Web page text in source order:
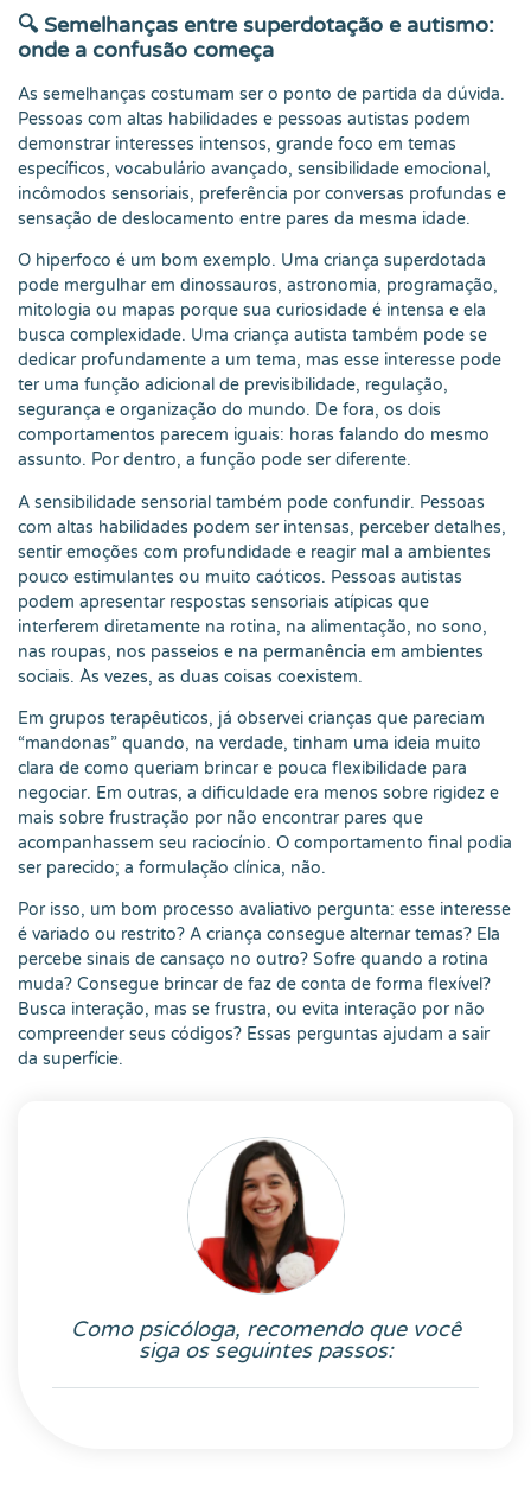
🔍 Semelhanças entre superdotação e autismo:
onde a confusão começa
As semelhanças costumam ser o ponto de partida da dúvida.
Pessoas com altas habilidades e pessoas autistas podem
demonstrar interesses intensos, grande foco em temas
específicos, vocabulário avançado, sensibilidade emocional,
incômodos sensoriais, preferência por conversas profundas e
sensação de deslocamento entre pares da mesma idade.
O hiperfoco é um bom exemplo. Uma criança superdotada
pode mergulhar em dinossauros, astronomia, programação,
mitologia ou mapas porque sua curiosidade é intensa e ela
busca complexidade. Uma criança autista também pode se
dedicar profundamente a um tema, mas esse interesse pode
ter uma função adicional de previsibilidade, regulação,
segurança e organização do mundo. De fora, os dois
comportamentos parecem iguais: horas falando do mesmo
assunto. Por dentro, a função pode ser diferente.
A sensibilidade sensorial também pode confundir. Pessoas
com altas habilidades podem ser intensas, perceber detalhes,
sentir emoções com profundidade e reagir mal a ambientes
pouco estimulantes ou muito caóticos. Pessoas autistas
podem apresentar respostas sensoriais atípicas que
interferem diretamente na rotina, na alimentação, no sono,
nas roupas, nos passeios e na permanência em ambientes
sociais. Às vezes, as duas coisas coexistem.
Em grupos terapêuticos, já observei crianças que pareciam
“mandonas” quando, na verdade, tinham uma ideia muito
clara de como queriam brincar e pouca flexibilidade para
negociar. Em outras, a dificuldade era menos sobre rigidez e
mais sobre frustração por não encontrar pares que
acompanhassem seu raciocínio. O comportamento final podia
ser parecido; a formulação clínica, não.
Por isso, um bom processo avaliativo pergunta: esse interesse
é variado ou restrito? A criança consegue alternar temas? Ela
percebe sinais de cansaço no outro? Sofre quando a rotina
muda? Consegue brincar de faz de conta de forma flexível?
Busca interação, mas se frustra, ou evita interação por não
compreender seus códigos? Essas perguntas ajudam a sair
da superfície.
Como psicóloga, recomendo que você
siga os seguintes passos: